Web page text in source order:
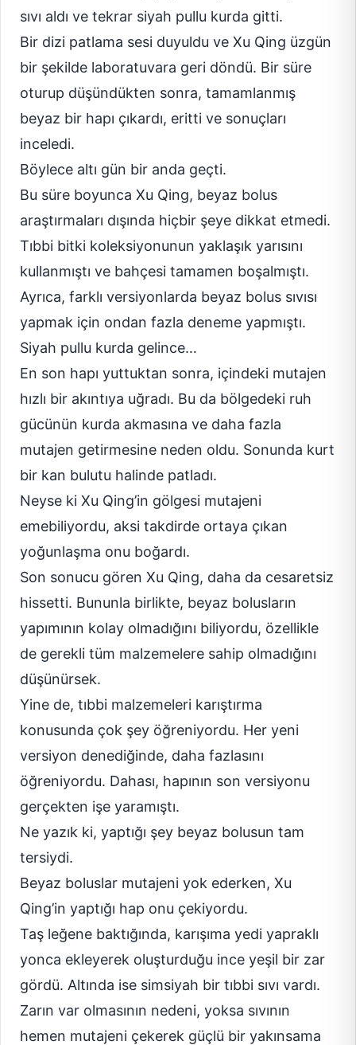
sıvı aldı ve tekrar siyah pullu kurda gitti.
Bir dizi patlama sesi duyuldu ve Xu Qing üzgün
bir şekilde laboratuvara geri döndü. Bir süre
oturup düşündükten sonra, tamamlanmış
beyaz bir hapı çıkardı, eritti ve sonuçları
inceledi.
Böylece altı gün bir anda geçti.
Bu süre boyunca Xu Qing, beyaz bolus
araştırmaları dışında hiçbir şeye dikkat etmedi.
Tıbbi bitki koleksiyonunun yaklaşık yarısını
kullanmıştı ve bahçesi tamamen boşalmıştı.
Ayrıca, farklı versiyonlarda beyaz bolus sıvısı
yapmak için ondan fazla deneme yapmıştı.
Siyah pullu kurda gelince…
En son hapı yuttuktan sonra, içindeki mutajen
hızlı bir akıntıya uğradı. Bu da bölgedeki ruh
gücünün kurda akmasına ve daha fazla
mutajen getirmesine neden oldu. Sonunda kurt
bir kan bulutu halinde patladı.
Neyse ki Xu Qing’in gölgesi mutajeni
emebiliyordu, aksi takdirde ortaya çıkan
yoğunlaşma onu boğardı.
Son sonucu gören Xu Qing, daha da cesaretsiz
hissetti. Bununla birlikte, beyaz bolusların
yapımının kolay olmadığını biliyordu, özellikle
de gerekli tüm malzemelere sahip olmadığını
düşünürsek.
Yine de, tıbbi malzemeleri karıştırma
konusunda çok şey öğreniyordu. Her yeni
versiyon denediğinde, daha fazlasını
öğreniyordu. Dahası, hapının son versiyonu
gerçekten işe yaramıştı.
Ne yazık ki, yaptığı şey beyaz bolusun tam
tersiydi.
Beyaz boluslar mutajeni yok ederken, Xu
Qing’in yaptığı hap onu çekiyordu.
Taş leğene baktığında, karışıma yedi yapraklı
yonca ekleyerek oluşturduğu ince yeşil bir zar
gördü. Altında ise simsiyah bir tıbbi sıvı vardı.
Zarın var olmasının nedeni, yoksa sıvının
hemen mutajeni çekerek güçlü bir yakınsama